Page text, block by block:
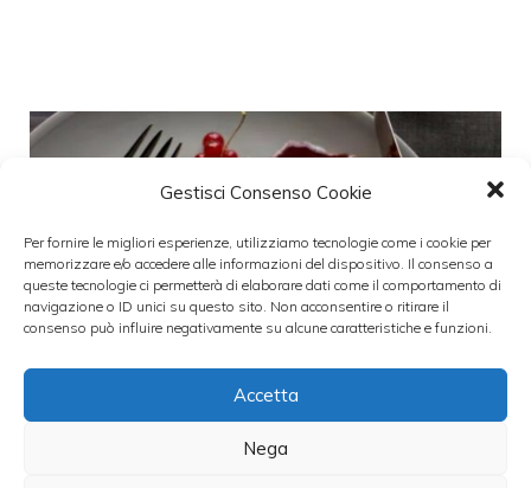
Gestisci Consenso Cookie
Per fornire le migliori esperienze, utilizziamo tecnologie come i cookie per
memorizzare e/o accedere alle informazioni del dispositivo. Il consenso a
queste tecnologie ci permetterà di elaborare dati come il comportamento di
navigazione o ID unici su questo sito. Non acconsentire o ritirare il
consenso può influire negativamente su alcune caratteristiche e funzioni.
Accetta
Nega